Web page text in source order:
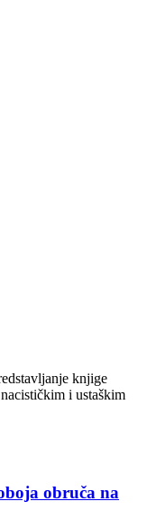
knjige
i ustaškim
obruča na